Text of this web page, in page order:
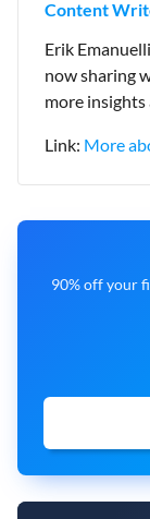
Content
Erik
now sharing
more insights
Link: More
90% off your